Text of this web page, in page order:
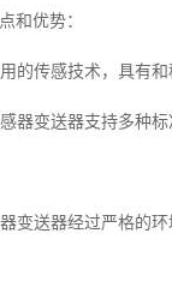
和优势：
的传感技术，具有
器变送器支持多种
变送器经过严格的